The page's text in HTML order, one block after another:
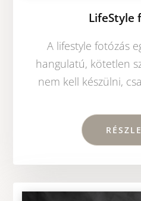
LifeStyle
A lifestyle fotózás
hangulatú, kötetlen
nem kell készülni,